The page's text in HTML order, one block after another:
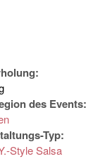
des Events:
Typ:
Style Salsa